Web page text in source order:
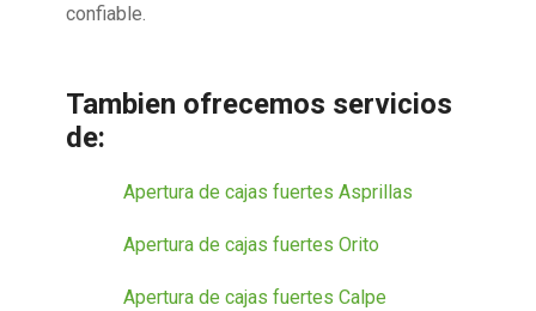
confiable.
Tambien ofrecemos servicios
de:
Apertura de cajas fuertes Asprillas
Apertura de cajas fuertes Orito
Apertura de cajas fuertes Calpe